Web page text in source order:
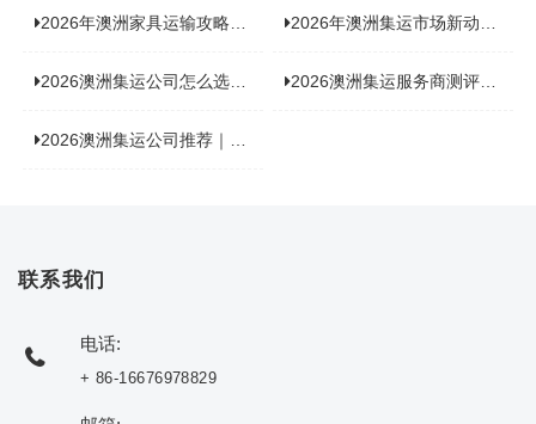
2026年澳洲家具运输攻略大揭秘，这些干货分享不容错过！ 2026年澳洲集运市场新动态：到底能不能寄奶粉？
2026澳洲集运公司怎么选？海关新规下的避坑指南与实力排名 2026澳洲集运服务商测评榜单，优质合规机构选型参考
2026澳洲集运公司推荐｜个人 / 跨境商家选品攻略
联系我们
电话:
+ 86-16676978829